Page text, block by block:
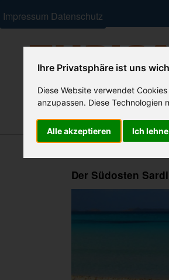
Ihre Privatsphäre ist uns
Diese Website verwendet
anzupassen. Diese Technologien
Alle akzeptieren Ich
Ferienhäuser Residenzen/
Der Südosten
Impressum Datenschutz